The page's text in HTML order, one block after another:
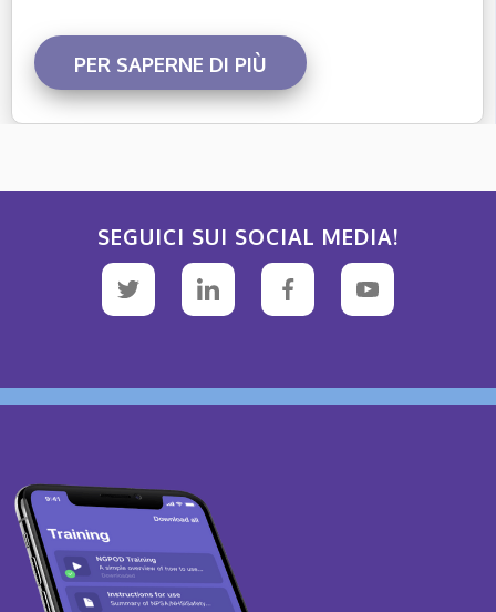
PER SAPERNE DI PIÙ
SEGUICI SUI SOCIAL MEDIA!